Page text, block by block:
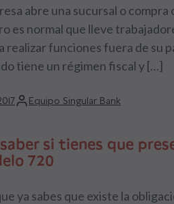
abre una sucursal o compra
es normal que lleve
realizar funciones fuera de su
tiene un régimen fiscal y […]
Equipo Singular Bank
si tienes que
720
ya sabes que existe la